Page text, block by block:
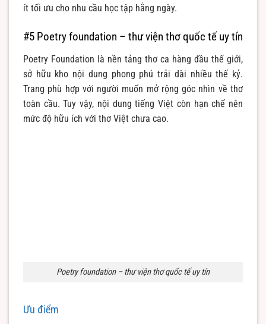
ít tối ưu cho nhu cầu học tập hằng ngày.
#5 Poetry foundation – thư viện thơ quốc tế uy tín
Poetry Foundation là nền tảng thơ ca hàng đầu thế giới,
sở hữu kho nội dung phong phú trải dài nhiều thế kỷ.
Trang phù hợp với người muốn mở rộng góc nhìn về thơ
toàn cầu. Tuy vậy, nội dung tiếng Việt còn hạn chế nên
mức độ hữu ích với thơ Việt chưa cao.
Poetry foundation – thư viện thơ quốc tế uy tín
Ưu điểm